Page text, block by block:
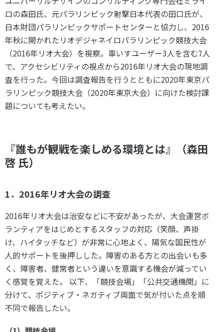
Sport Topics
スポーツ 歴史の検証
スポーツ辞典
SSF BOOKS
ロの森田氏、元パラリンピック射撃日本代表の田口氏が、
日本財団パラリンピックサポートセンターと協力し、2016
年秋に開かれたリオデジャネイロパラリンピック競技大会
（2016年リオ大会）を視察。車いすユーザー3人を含む7人
で、アクセシビリティの視点から2016年リオ大会の現地調
査を行った。今回は調査報告を行うとともに2020年東京パ
ラリンピック競技大会（2020年東京大会）に向けた検討課
題についても考えたい。
『誰もが観戦を楽しめる環境とは』（森田
啓 氏）
1．2016年リオ大会の調査
2016年リオ大会は治安などに不安があったが、大会運営ボ
ランティアをはじめとするスタッフの対応（笑顔、声掛
け、ハイタッチなど）が非常に心地よく、陽気な国民性が
人的サポートを後押しした。障害のある方との出会いも多
く、障害者、健常者という違いを意識する機会が減ってい
く感覚を覚えた。 以下、「競技会場」「公共交通機関」に
分けて、ポジティブ・ネガティブ両面で気が付いた点を順
不同で報告したい。